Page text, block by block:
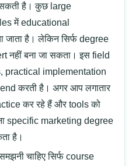
है। कुछ large
में educational
जाता है। लेकिन सिर्फ degree
नहीं बना जा सकता।इस field
practical implementation
करती है। अगर आप लगातार
कर रहे हैं और tools को
specific marketing degree
है।
चाहिए सिर्फ course